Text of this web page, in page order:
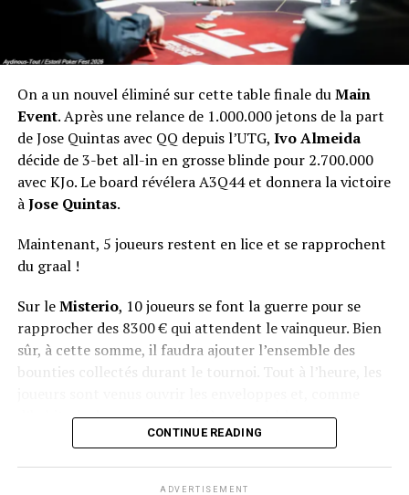
On a un nouvel éliminé sur cette table finale duMain
Event. Après une relance de 1.000.000 jetons de la part
de Jose Quintas avec QQ depuis l’UTG, Ivo Almeida
décide de 3-bet all-in en grosse blinde pour 2.700.000
avec KJo. Le board révélera A3Q44 et donnera la victoire
àJose Quintas.
Maintenant, 5 joueurs restent en lice et se rapprochent
du graal !
Sur leMisterio, 10 joueurs se font la guerre pour se
rapprocher des 8300 € qui attendent le vainqueur. Bien
sûr, à cette somme, il faudra ajouter l’ensemble des
bounties collectés durant le tournoi. Tout à l’heure, les
d’habitude, le suspense était à son comble.
CONTINUE READING
ADVERTISEMENT